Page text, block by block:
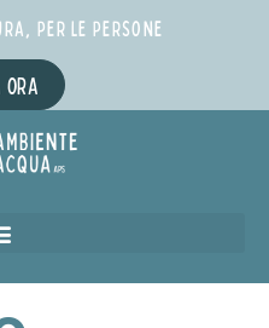
PER LE PERSONE